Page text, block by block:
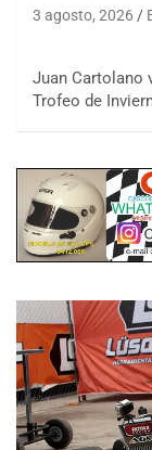
3 agosto, 2026
Juan Cartolano
Trofeo de